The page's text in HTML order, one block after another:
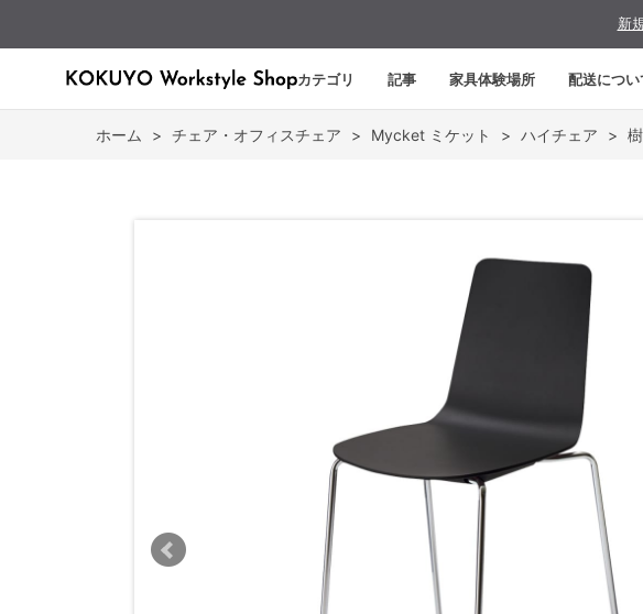
新
カテゴリ 記事 家具体験場所 配送につい
ホーム > チェア・オフィスチェア > Mycket ミケット > ハイチェア >